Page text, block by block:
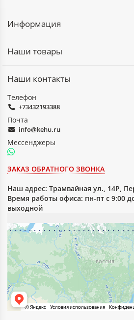
Информация
Наши товары
Наши контакты
Телефон
+73432193388
Почта
info@kehu.ru
Мессенджеры
ЗАКАЗ ОБРАТНОГО ЗВОНКА
Наш адрес: Трамвайная ул., 14Р,
Время работы офиса: пн-пт с 9:00
выходной